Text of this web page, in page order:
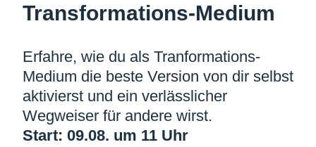
Transformations­-Medium
Erfahre, wie du als Tranformations-
Medium die beste Version von dir selbst
aktivierst und ein verlässlicher
Wegweiser für andere wirst.
Start: 09.08. um 11 Uhr